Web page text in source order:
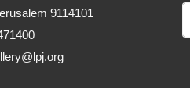
9114101